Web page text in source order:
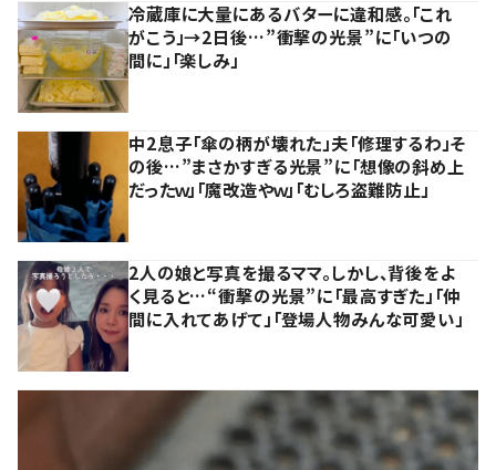
冷蔵庫に大量にあるバターに違和感。「これ
がこう」→2日後…”衝撃の光景”に「いつの
間に」「楽しみ」
中2息子「傘の柄が壊れた」夫「修理するわ」そ
の後…”まさかすぎる光景”に「想像の斜め上
だったｗ」「魔改造やｗ」「むしろ盗難防止」
2人の娘と写真を撮るママ。しかし、背後をよ
く見ると…“衝撃の光景”に「最高すぎた」「仲
間に入れてあげて」「登場人物みんな可愛い」